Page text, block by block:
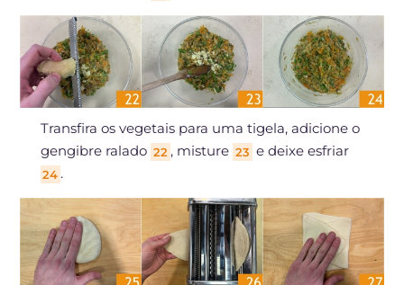
Transfira os vegetais para uma tigela, adicione o
gengibre ralado 22 , misture 23 e deixe esfriar
24 .